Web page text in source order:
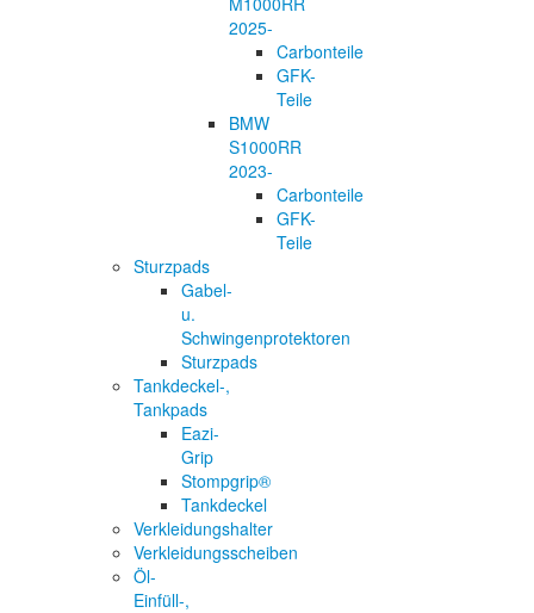
2025-
Carbonteile
GFK-
Teile
BMW
S1000RR
2023-
Carbonteile
GFK-
Teile
Sturzpads
Gabel-
u.
Schwingenprotektoren
Sturzpads
Tankdeckel-,
Tankpads
Eazi-
Grip
Stompgrip®
Tankdeckel
Verkleidungshalter
Verkleidungsscheiben
Öl-
Einfüll-,